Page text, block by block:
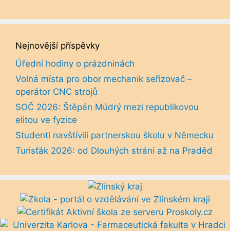
Nejnovější příspěvky
Úřední hodiny o prázdninách
Volná místa pro obor mechanik seřizovač –
operátor CNC strojů
SOČ 2026: Štěpán Múdrý mezi republikovou
elitou ve fyzice
Studenti navštívili partnerskou školu v Německu
Turisťák 2026: od Dlouhých strání až na Praděd